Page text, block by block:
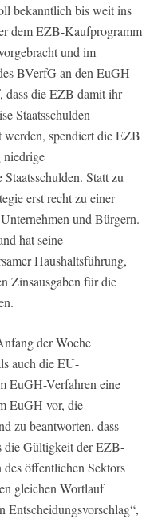
bekanntlich bis weit ins
dem EZB-Kaufprogramm
und im
BVerfG an den EuGH
die EZB damit ihr
Staatsschulden
werden, spendiert die EZB
Statt zu
erst recht zu einer
und Bürgern.
hat seine
Haushaltsführung,
Zinsausgaben für die
der Woche
auch die EU-
EuGH-Verfahren eine
EuGH vor, die
zu beantworten, dass
die Gültigkeit der EZB-
öffentlichen Sektors
gleichen Wortlauf